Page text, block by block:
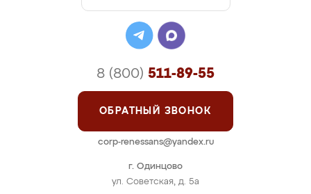
г. Одинцово
ул. Советская, д. 5а
8 (800) 511-89-55
ОБРАТНЫЙ ЗВОНОК
corp-renessans@yandex.ru